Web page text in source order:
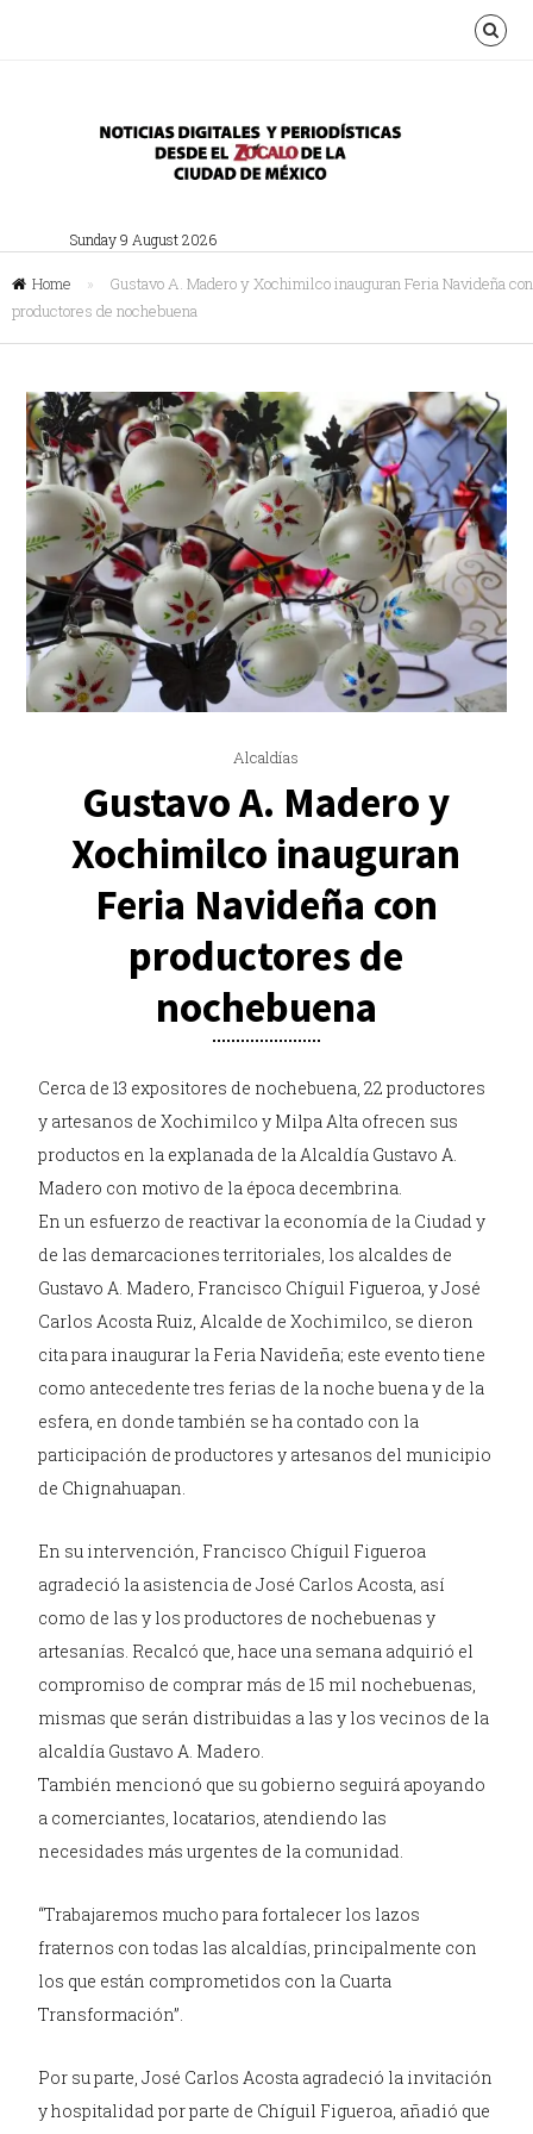
Sunday 9 August 2026
Home »
Gustavo A. Madero y Xochimilco inauguran Feria Navideña con
productores de nochebuena
Alcaldías
Gustavo A. Madero y
Xochimilco inauguran
Feria Navideña con
productores de
nochebuena
Cerca de 13 expositores de nochebuena, 22 productores
y artesanos de Xochimilco y Milpa Alta ofrecen sus
productos en la explanada de la Alcaldía Gustavo A.
Madero con motivo de la época decembrina.
En un esfuerzo de reactivar la economía de la Ciudad y
de las demarcaciones territoriales, los alcaldes de
Gustavo A. Madero, Francisco Chíguil Figueroa, y José
Carlos Acosta Ruiz, Alcalde de Xochimilco, se dieron
cita para inaugurar la Feria Navideña; este evento tiene
como antecedente tres ferias de la noche buena y de la
esfera, en donde también se ha contado con la
participación de productores y artesanos del municipio
de Chignahuapan.
En su intervención, Francisco Chíguil Figueroa
agradeció la asistencia de José Carlos Acosta, así
como de las y los productores de nochebuenas y
artesanías. Recalcó que, hace una semana adquirió el
compromiso de comprar más de 15 mil nochebuenas,
mismas que serán distribuidas a las y los vecinos de la
alcaldía Gustavo A. Madero.
También mencionó que su gobierno seguirá apoyando
a comerciantes, locatarios, atendiendo las
necesidades más urgentes de la comunidad.
“Trabajaremos mucho para fortalecer los lazos
fraternos con todas las alcaldías, principalmente con
los que están comprometidos con la Cuarta
Transformación”.
Por su parte, José Carlos Acosta agradeció la invitación
y hospitalidad por parte de Chíguil Figueroa, añadió que